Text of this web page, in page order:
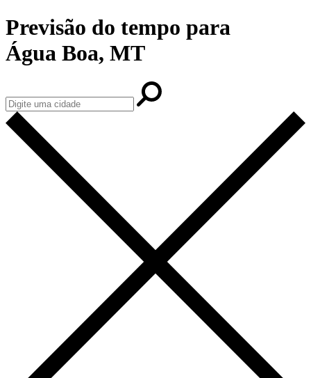
Previsão do tempo para
Água Boa, MT